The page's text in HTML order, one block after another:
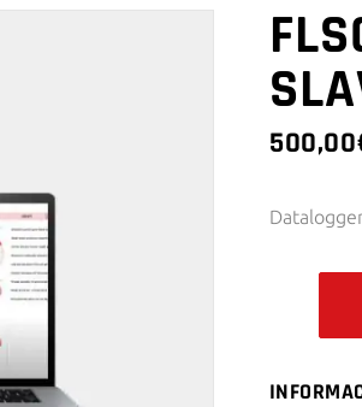
500,00